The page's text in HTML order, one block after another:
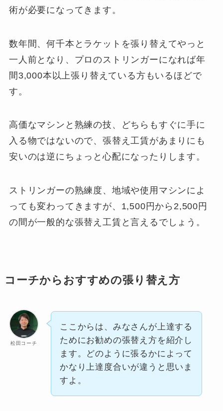
術が必要になってきます。
数年間、何千本とラケットを張り替えてやっと
一人前となり、プロのストリンガーになれば年
間3,000本以上張り替えている方もいるほどで
す。
高価なマシンと熟練の技、どちらもすぐに手に
入る物ではないので、張替え工賃があまりにも
安いのは逆にちょっと心配になったりします。
ストリンガーの熟練度、地域や使用マシンによ
っても変わってきますが、1,500円から2,500円
の間が一般的な張替え工賃と言えるでしょう。
コーチからおすすめの張り替え方
松田コーチ
ここからは、みなさんが上達する
ためにお勧めの張替え方を紹介し
ます。どのように張るかによって
かなり上達度合いが違うと思いま
すよ。